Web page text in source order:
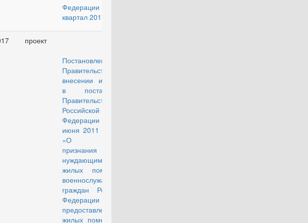
Федерации на II
квартал 2017 года
проект
Постановление
Правительства РФ "О
внесении изменений
в постановление
Правительства
Российской
Федерации от 29
июня 2011 г. № 512
«О порядке
признания
нуждающимися в
жилых помещениях
военнослужащих -
граждан Российской
Федерации и
предоставления им
жилых помещений в